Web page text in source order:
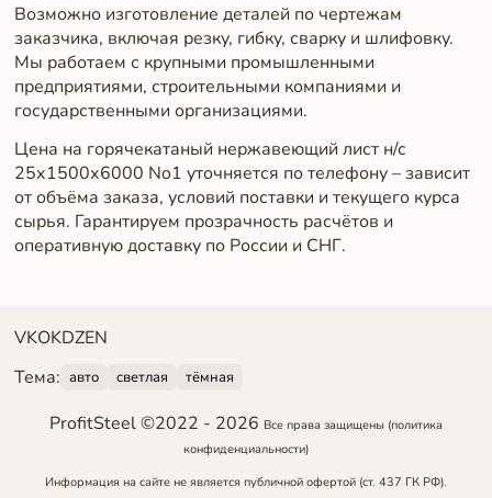
Возможно изготовление деталей по чертежам
заказчика, включая резку, гибку, сварку и шлифовку.
Мы работаем с крупными промышленными
предприятиями, строительными компаниями и
государственными организациями.
Цена на горячекатаный нержавеющий лист н/с
25х1500х6000 No1 уточняется по телефону – зависит
от объёма заказа, условий поставки и текущего курса
сырья. Гарантируем прозрачность расчётов и
оперативную доставку по России и СНГ.
VKOKDZEN
Тема: авто светлая тёмная
ProfitSteel ©2022 - 2026 Все права защищены (политика
конфиденциальности)
Информация на сайте не является публичной офертой (ст. 437 ГК РФ).